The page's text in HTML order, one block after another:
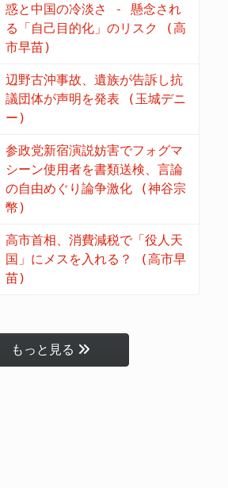
惑と中国の冷淡さ - 懸念され
る「自己目的化」のリスク (高
市早苗)
辺野古沖事故、遺族が告訴し抗
議団体が声明を発表 (玉城デニ
ー)
参政党新宿演説妨害でフォグマ
シーン使用者を書類送検、言論
の自由めぐり論争激化 (神谷宗
幣)
高市首相、消費減税で「役人天
国」にメスを入れる？ (高市早
苗)
もっと見る